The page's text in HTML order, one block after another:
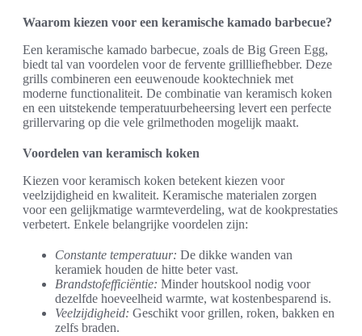
Waarom kiezen voor een keramische kamado barbecue?
Een keramische kamado barbecue, zoals de Big Green Egg,
biedt tal van voordelen voor de fervente grillliefhebber. Deze
grills combineren een eeuwenoude kooktechniek met
moderne functionaliteit. De combinatie van keramisch koken
en een uitstekende temperatuurbeheersing levert een perfecte
grillervaring op die vele grilmethoden mogelijk maakt.
Voordelen van keramisch koken
Kiezen voor keramisch koken betekent kiezen voor
veelzijdigheid en kwaliteit. Keramische materialen zorgen
voor een gelijkmatige warmteverdeling, wat de kookprestaties
verbetert. Enkele belangrijke voordelen zijn:
Constante temperatuur: De dikke wanden van
keramiek houden de hitte beter vast.
Brandstofefficiëntie: Minder houtskool nodig voor
dezelfde hoeveelheid warmte, wat kostenbesparend is.
Veelzijdigheid: Geschikt voor grillen, roken, bakken en
zelfs braden.